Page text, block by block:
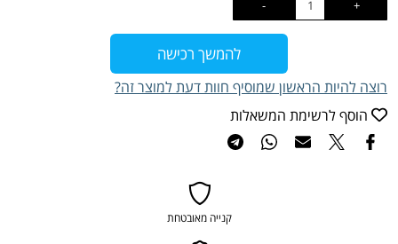
להמשך רכישה
רוצה להיות הראשון שמוסיף חוות דעת למוצר זה?
הוסף לרשימת המשאלות
קנייה מאובטחת